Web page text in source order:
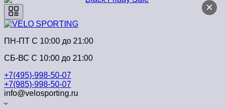
×
ПН-ПТ C 10:00 до 21:00
СБ-ВС С 10:00 до 21:00
+7(495)-998-50-07
+7(985)-998-50-07
info@velosporting.ru